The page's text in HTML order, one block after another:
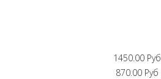
1450.00 Руб
870.00 Руб